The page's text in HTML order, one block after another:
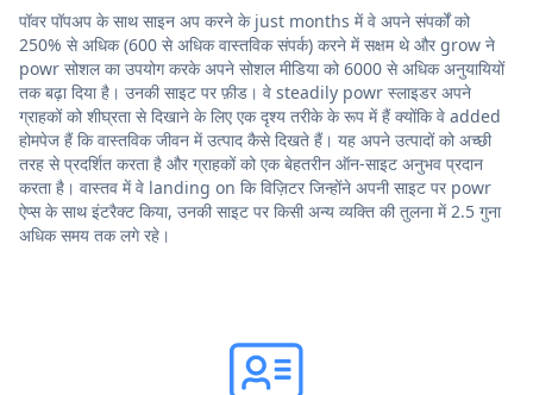
पॉवर पॉपअप के साथ साइन अप करने के just months में वे अपने संपर्कों को
250% से अधिक (600 से अधिक वास्तविक संपर्क) करने में सक्षम थे और grow ने
powr सोशल का उपयोग करके अपने सोशल मीडिया को 6000 से अधिक अनुयायियों
तक बढ़ा दिया है। उनकी साइट पर फ़ीड। वे steadily powr स्लाइडर अपने
ग्राहकों को शीघ्रता से दिखाने के लिए एक दृश्य तरीके के रूप में हैं क्योंकि वे added
होमपेज हैं कि वास्तविक जीवन में उत्पाद कैसे दिखते हैं। यह अपने उत्पादों को अच्छी
तरह से प्रदर्शित करता है और ग्राहकों को एक बेहतरीन ऑन-साइट अनुभव प्रदान
करता है। वास्तव में वे landing on कि विज़िटर जिन्होंने अपनी साइट पर powr
ऐप्स के साथ इंटरैक्ट किया, उनकी साइट पर किसी अन्य व्यक्ति की तुलना में 2.5 गुना
अधिक समय तक लगे रहे।